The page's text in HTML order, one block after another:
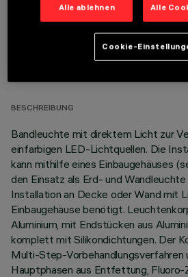
TECHNISCHE DATEN
BESCHREIBUNG
Bandleuchte mit direktem Licht zur
einfarbigen LED-Lichtquellen. Die
kann mithilfe eines Einbaugehäuses
den Einsatz als Erd- und
Installation an Decke oder Wand mit
Einbaugehäuse benötigt.
Aluminium, mit Endstücken aus
komplett mit Silikondichtungen. Der
Multi-Step-Vorbehandlungsverfahren
Hauptphasen aus Entfettung,
Alle ablehnen Alle
Cookie-